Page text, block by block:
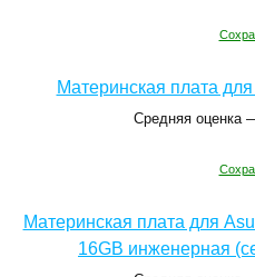
Материнская плата
Средняя оценка
Материнская плата для
16GB инженерная